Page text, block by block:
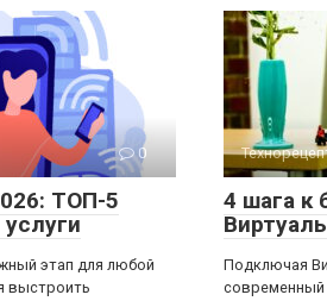
0
ТОП-5
этап для любой
выстроить
4 шага к
Подключая
современный